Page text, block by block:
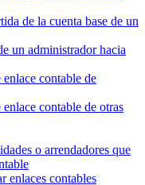
de la cuenta base de un
un administrador hacia
contable de
contable de otras
o arrendadores que
enlaces contables